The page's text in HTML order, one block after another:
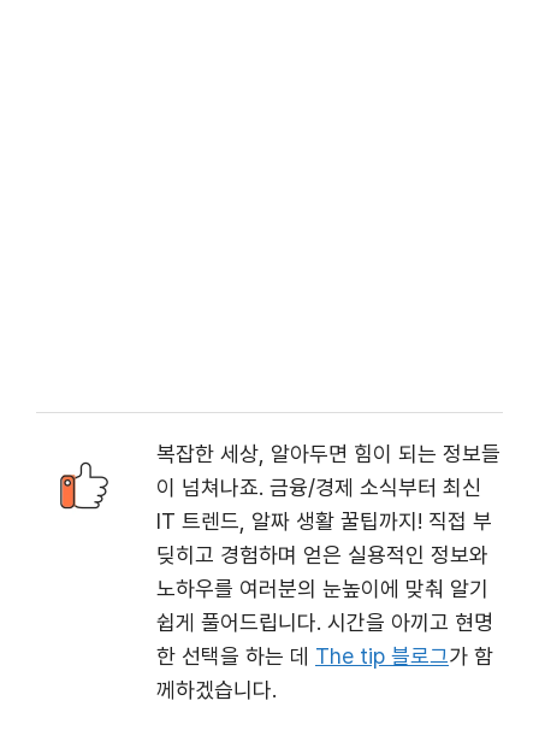
복잡한 세상, 알아두면 힘이 되는 정보들
이 넘쳐나죠. 금융/경제 소식부터 최신
IT 트렌드, 알짜 생활 꿀팁까지! 직접 부
딪히고 경험하며 얻은 실용적인 정보와
노하우를 여러분의 눈높이에 맞춰 알기
쉽게 풀어드립니다. 시간을 아끼고 현명
한 선택을 하는 데 The tip 블로그가 함
께하겠습니다.